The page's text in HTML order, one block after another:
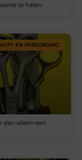
te halen
EN VERZORGING
dan alleen een